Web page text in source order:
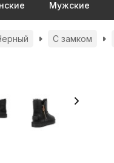
Мужские
С замком